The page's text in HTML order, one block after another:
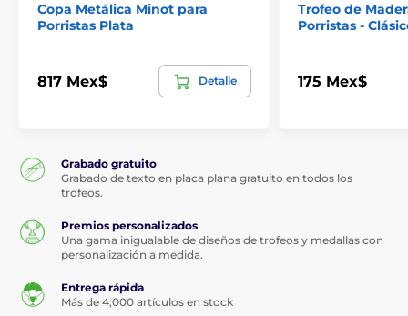
Copa Metálica Minot para
Porristas Plata
817 Mex$ Detalle
Trofeo de
Porristas -
175 Mex$
Grabado gratuito
Grabado de texto en placa plana gratuito en todos los
trofeos.
Premios personalizados
Una gama inigualable de diseños de trofeos y medallas con
personalización a medida.
Entrega rápida
Más de 4,000 artículos en stock